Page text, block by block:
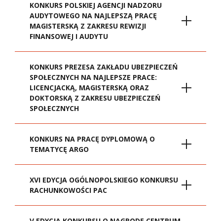
KONKURS POLSKIEJ AGENCJI NADZORU
AUDYTOWEGO NA NAJLEPSZĄ PRACĘ
MAGISTERSKĄ Z ZAKRESU REWIZJI
FINANSOWEJ I AUDYTU
O konkursie
Zapraszamy do udziału w drugiej edycji
konkursu Polskiej Agencji Nadzoru
Audytowego na najlepszą pracę
i audytu. Celem konkursu jest promowanie
badań naukowych w dziedzinie audytu
audytorskiej w Polsce. W tegorocznej edycji
zostaną wyróżnione trzy najlepsze prace.
KONKURS PREZESA ZAKŁADU UBEZPIECZEŃ
SPOŁECZNYCH NA NAJLEPSZE PRACE:
LICENCJACKĄ, MAGISTERSKĄ ORAZ
DOKTORSKĄ Z ZAKRESU UBEZPIECZEŃ
SPOŁECZNYCH
KONKURS NA PRACĘ DYPLOMOWĄ O
TEMATYCĘ ARGO
XVI EDYCJA OGÓLNOPOLSKIEGO KONKURSU
RACHUNKOWOŚCI PAC